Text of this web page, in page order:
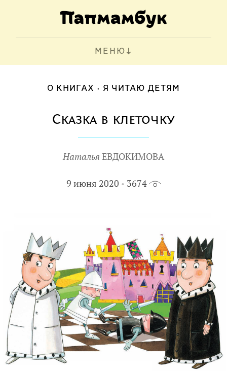
МЕНЮ
О КНИГАХ Я ЧИТАЮ ДЕТЯМ
Сказка в клеточку
Наталья ЕВДОКИМОВА
9 июня 2020 3674